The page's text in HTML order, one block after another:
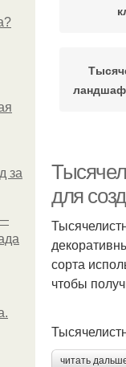
за
для
сорта
чтобы
читать